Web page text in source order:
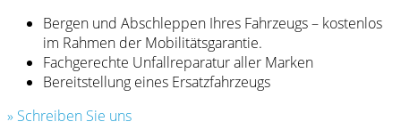
Bergen und Abschleppen Ihres Fahrzeugs – kostenlos
im Rahmen der Mobilitätsgarantie.
Fachgerechte Unfallreparatur aller Marken
Bereitstellung eines Ersatzfahrzeugs
» Schreiben Sie uns